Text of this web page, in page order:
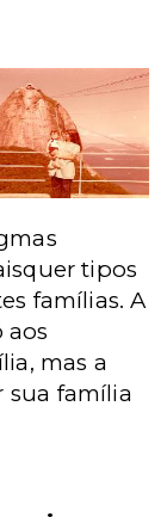
tipos
famílias. A
aos
mas a
sua família